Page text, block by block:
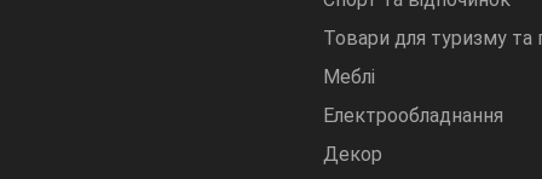
Товари для туризму та
Меблі
Електрообладнання
Декор